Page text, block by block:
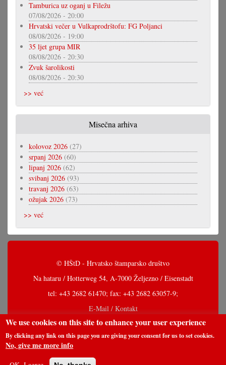
Tamburica uz oganj u Filežu
07/08/2026 - 20:00
Hrvatski večer u Vulkaprodrštofu: FG Poljanci
08/08/2026 - 19:00
35 ljet grupa MIR
08/08/2026 - 20:30
Zvuk šarolikosti
08/08/2026 - 20:30
>> već
Misečna arhiva
kolovoz 2026 (27)
srpanj 2026 (60)
lipanj 2026 (62)
svibanj 2026 (93)
travanj 2026 (63)
ožujak 2026 (73)
>> već
© HŠtD - Hrvatsko štamparsko društvo
Na hataru / Hotterweg 54, A-7000 Željezno / Eisenstadt
tel: +43 2682 61470; fax: +43 2682 63057-9;
E-Mail / Kontakt
We use cookies on this site to enhance your user experience
By clicking any link on this page you are giving your consent for us to set cookies.
No, give me more info